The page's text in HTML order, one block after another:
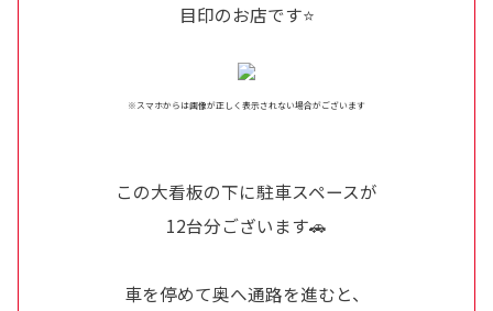
目印のお店です⭐
※スマホからは画像が正しく表示されない場合がございます
この大看板の下に駐車スペースが
12台分ございます🚗
車を停めて奥へ通路を進むと、